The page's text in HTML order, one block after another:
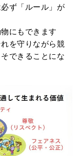
ず「ルール」が
にもできます
を守りながら競
できることにな